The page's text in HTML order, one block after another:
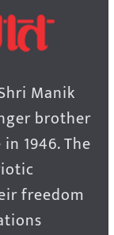
Manik
brother
1946. The
freedom